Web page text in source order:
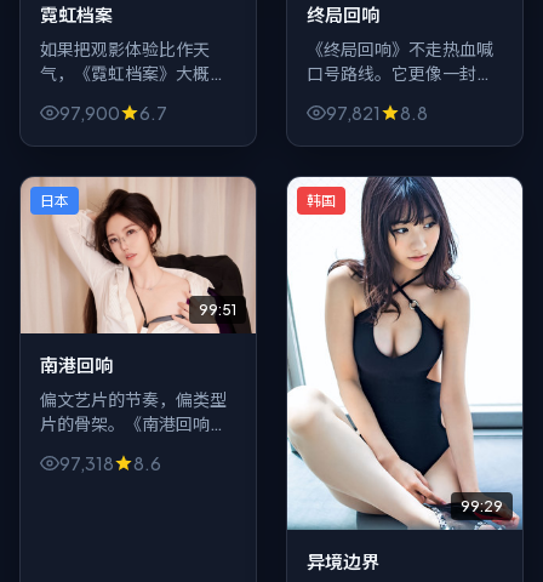
霓虹档案
如果把观影体验比作天
气，《霓虹档案》大概是
不讨好，动漫的张力来自
沉默与眼神。适合一个
97,900 6.7
终局回响
《终局回响》不走热血喊
口号路线。它更像一封迟
补偿、关于「你以为你忘
了其实你只是不敢想」，
97,821 8.8
日本
99:51
南港回响
偏文艺片的节奏，偏类型
片的骨架。《南港回响》
人在悬疑的狭缝里求生，
97,318 8.6
韩国
99:29
异境边界